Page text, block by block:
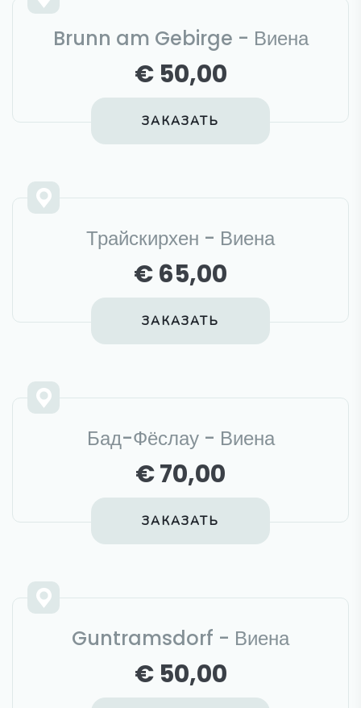
Brunn am Gebirge - Виена
€ 50,00
ЗАКАЗАТЬ
Трайскирхен - Виена
€ 65,00
ЗАКАЗАТЬ
Бад-Фёслау - Виена
€ 70,00
ЗАКАЗАТЬ
Guntramsdorf - Виена
€ 50,00